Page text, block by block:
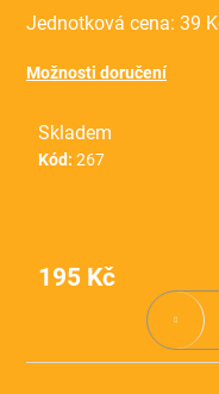
Jednotková cena: 39
Možnosti doručení
Skladem
Kód: 267
195 Kč
p
o
ř
e
t